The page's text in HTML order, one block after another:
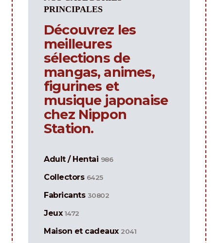
PRINCIPALES
Découvrez les
meilleures
sélections de
mangas, animes,
figurines et
musique japonaise
chez Nippon
Station.
Adult / Hentai 986
Collectors 6425
Fabricants 30802
Jeux 1472
Maison et cadeaux 2041